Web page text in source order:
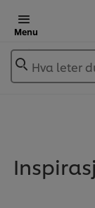
Menu
Hva leter